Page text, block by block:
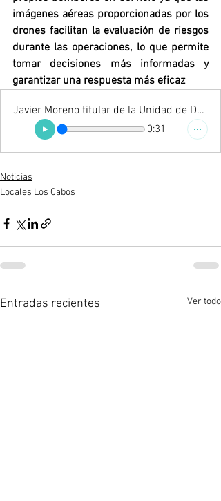
imágenes aéreas proporcionadas por los
drones facilitan la evaluación de riesgos
durante las operaciones, lo que permite
tomar decisiones más informadas y
garantizar una respuesta más eficaz
Javier Moreno titular de la Unidad de Drones del Cuerpo de Bomberos de Cabo San Lucas
0:31
Noticias
Locales Los Cabos
Entradas recientes Ver todo